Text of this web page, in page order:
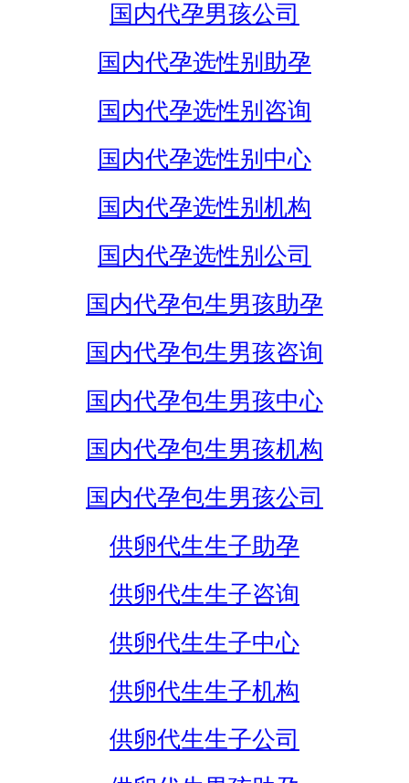
国内代孕男孩公司
国内代孕选性别助孕
国内代孕选性别咨询
国内代孕选性别中心
国内代孕选性别机构
国内代孕选性别公司
国内代孕包生男孩助孕
国内代孕包生男孩咨询
国内代孕包生男孩中心
国内代孕包生男孩机构
国内代孕包生男孩公司
供卵代生生子助孕
供卵代生生子咨询
供卵代生生子中心
供卵代生生子机构
供卵代生生子公司